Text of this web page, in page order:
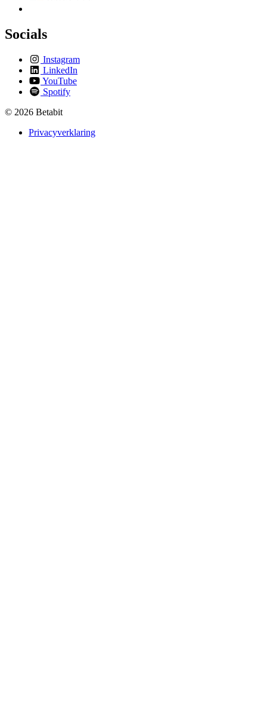
Socials
Instagram
LinkedIn
YouTube
Spotify
© 2026 Betabit
Privacyverklaring